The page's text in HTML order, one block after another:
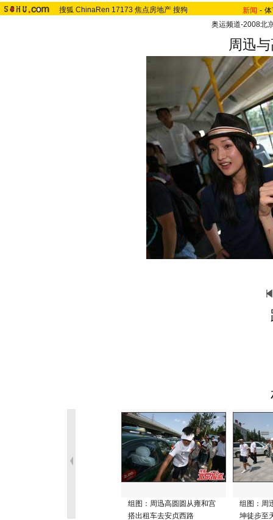
搜狐 ChinaRen 17173 焦点房地产 搜狗 新闻 -
奥运频道-2008北
周迅
组图：周迅高圆圆从雍和宫
搭出租车去安贞西路
组图：周
坤徒步至